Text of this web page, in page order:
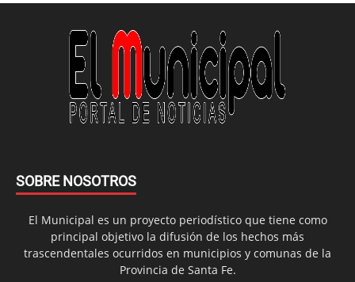
SOBRE NOSOTROS
El Municipal es un proyecto periodístico que tiene como
principal objetivo la difusión de los hechos más
trascendentales ocurridos en municipios y comunas de la
Provincia de Santa Fe.